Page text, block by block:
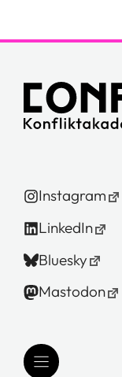
Instagram
LinkedIn
Bluesky
Mastodon